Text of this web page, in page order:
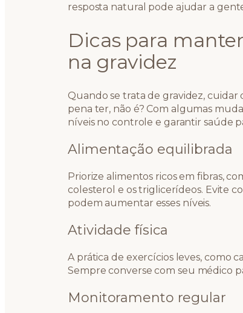
resposta natural pode ajudar a
Dicas para
na gravidez
Quando se trata de gravidez, cuidar
pena ter, não é? Com algumas
níveis no controle e garantir saúde
Alimentação equilibrada
Priorize alimentos ricos em fibras,
colesterol e os triglicerídeos. Evite
podem aumentar esses níveis.
Atividade física
A prática de exercícios leves, como
Sempre converse com seu médico
Monitoramento regular